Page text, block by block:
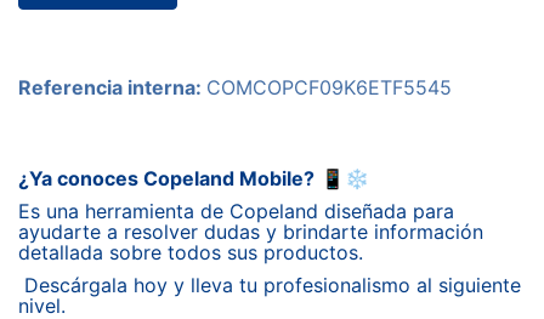
Referencia interna: COMCOPCF09K6ETF5545
¿Ya conoces Copeland Mobile? 📱❄️
Es una herramienta de Copeland diseñada para
ayudarte a resolver dudas y brindarte información
detallada sobre todos sus productos.
Descárgala hoy y lleva tu profesionalismo al siguiente
nivel.